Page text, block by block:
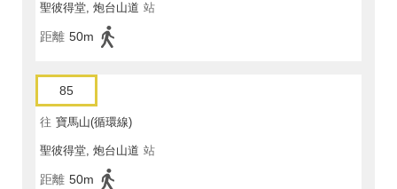
聖彼得堂, 炮台山道 站
距離 50m
85
往 寶馬山(循環線)
聖彼得堂, 炮台山道 站
距離 50m